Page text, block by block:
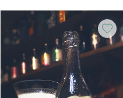
50×五百万石50-」がリリースさ
れました。
コーポレートカラーのブルーを寒
菊銘醸主力米の五百万石と山田錦
に見立て、杜氏が丁寧に時間をか
けて大切に醸したことから宝石を